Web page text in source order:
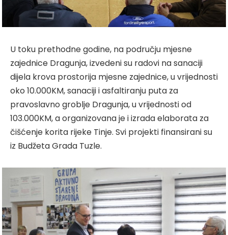
U toku prethodne godine, na području mjesne
zajednice Dragunja, izvedeni su radovi na sanaciji
dijela krova prostorija mjesne zajednice, u vrijednosti
oko 10.000KM, sanaciji i asfaltiranju puta za
pravoslavno groblje Dragunja, u vrijednosti od
103.000KM, a organizovana je i izrada elaborata za
čišćenje korita rijeke Tinje. Svi projekti finansirani su
iz Budžeta Grada Tuzle.